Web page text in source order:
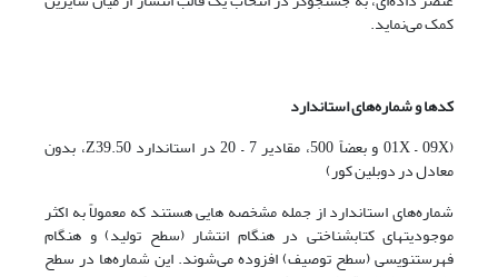
کمک می‌نماید.
کدها و شماره‌های استاندارد
(01X – 09X و بعضاً 500، مقادیر 7 – 20 در استاندارد Z39.50، بدون
معادل در دوبلین کور)
شماره‌های استاندارد از جمله مشخصه هایی هستند که معمولاً به اکثر
موجودیتهای کتابشناختی در هنگام انتشار (سطح تولید) و هنگام
فهرستنویسی (سطح توصیف) افزوده می‌شوند. این شماره‌ها در سطح